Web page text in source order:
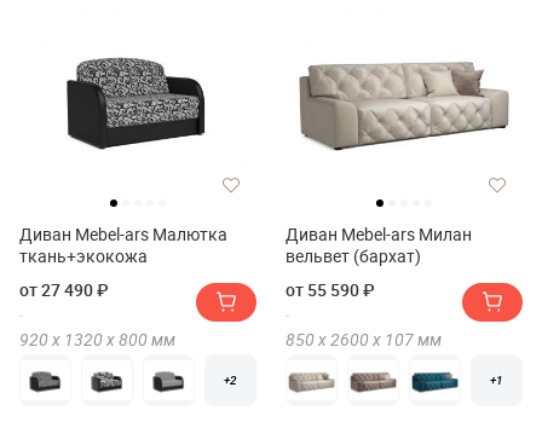
Диван Mebel-ars Малютка
ткань+экокожа
от 27 490 ₽
920 х 1320 х800 мм
+2
Диван Mebel-ars Милан
вельвет (бархат)
от 55 590 ₽
850 х2600 х 107мм
+1